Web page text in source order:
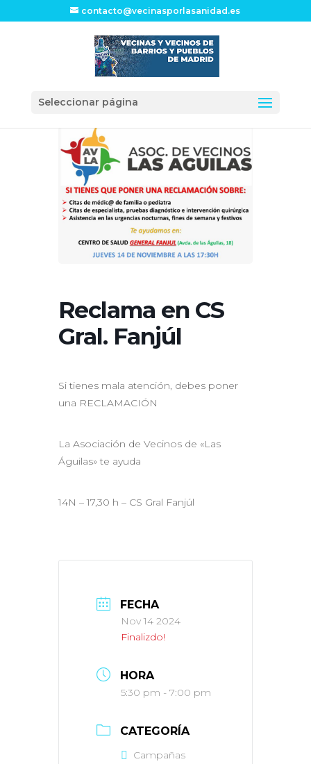
contacto@vecinasporlasanidad.es
Seleccionar página
Reclama en CS
Gral. Fanjúl
Si tienes mala atención, debes poner
una RECLAMACIÓN
La Asociación de Vecinos de «Las
Águilas» te ayuda
14N – 17,30 h – CS Gral Fanjúl
FECHA
Nov 14 2024
Finalizdo!
HORA
5:30 pm - 7:00 pm
CATEGORÍA
Campañas